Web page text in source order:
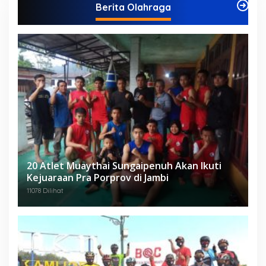
Berita Olahraga
20 Atlet Muaythai Sungaipenuh Akan Ikuti
Kejuaraan Pra Porprov di Jambi
11078 Dilihat